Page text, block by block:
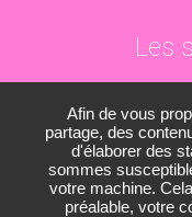
Afin de vous
partage, des
d'élaborer des
sommes
votre machine.
préalable, votre
Les